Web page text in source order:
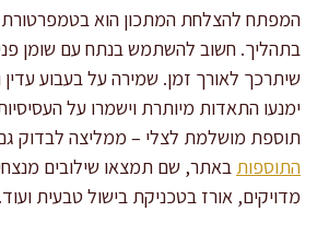
המפתח להצלחת המתכון הוא בטמפרטורת
בתהליך. חשוב להשתמש בנתח עם שומן
שיתרכך לאורך זמן. שמירה על בעבוע
ימנעו התאדות מיותרת וישמרו על
תוספת מושלמת לצלי – ממליצה לבדוק
התוספות באתר, שם תמצאו שילובים
מדויקים, אורז בטכניקת בישול טבעית ועוד.